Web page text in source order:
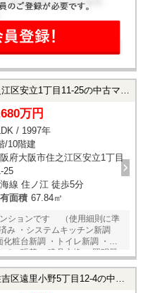
立1丁目11-25の中古マンション
万円
/ 1997年
/10階建
府大阪市住之江区安立1丁目
25
線 住ノ江 徒歩5分
面積 67.84㎡
ションです （使用細則に準
化粧台新調 ・トイレ新調 ・フ
イル張替 ・建具交換 ・照明器
小野5丁目12-4の中古マンション